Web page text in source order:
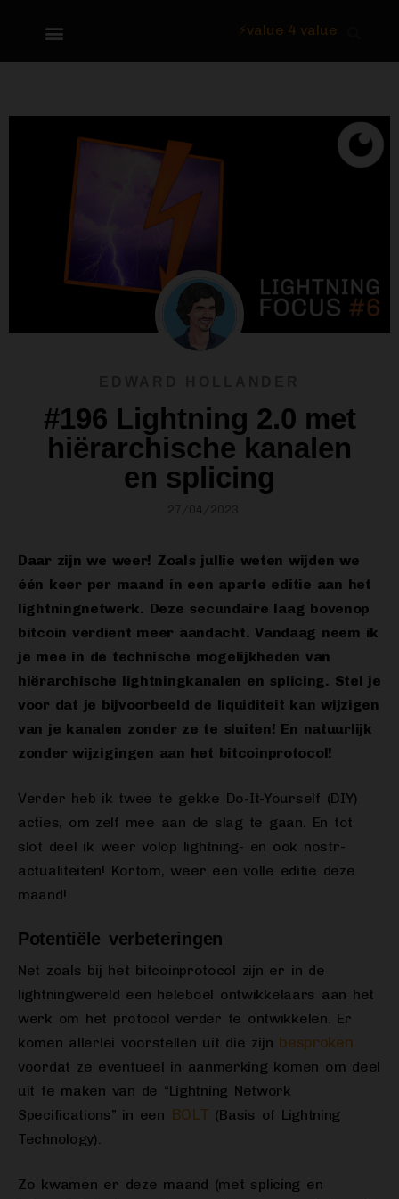
⚡value 4 value
#196 Lightning 2.0 met
hiërarchische kanalen
en splicing
27/04/2023
Daar zijn we weer! Zoals jullie weten wijden we
één keer per maand in een aparte editie aan het
lightningnetwerk. Deze secundaire laag bovenop
bitcoin verdient meer aandacht. Vandaag neem ik
je mee in de technische mogelijkheden van
hiërarchische lightningkanalen en splicing. Stel je
voor dat je bijvoorbeeld de liquiditeit kan wijzigen
van je kanalen zonder ze te sluiten! En natuurlijk
zonder wijzigingen aan het bitcoinprotocol!
Verder heb ik twee te gekke Do-It-Yourself (DIY)
acties, om zelf mee aan de slag te gaan. En tot
slot deel ik weer volop lightning- en ook nostr-
actualiteiten! Kortom, weer een volle editie deze
maand!
Potentiële verbeteringen
Net zoals bij het bitcoinprotocol zijn er in de
lightningwereld een heleboel ontwikkelaars aan het
werk om het protocol verder te ontwikkelen. Er
komen allerlei voorstellen uit die zijn besproken
voordat ze eventueel in aanmerking komen om deel
uit te maken van de “Lightning Network
Specifications” in een BOLT (Basis of Lightning
Technology).
Zo kwamen er deze maand (met splicing en